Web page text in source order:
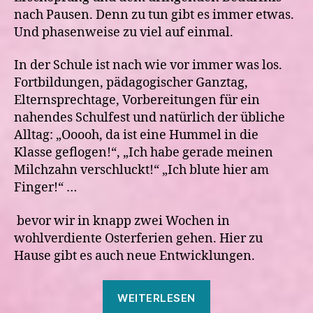
nach Pausen. Denn zu tun gibt es immer etwas.
Und phasenweise zu viel auf einmal.
In der Schule ist nach wie vor immer was los.
Fortbildungen, pädagogischer Ganztag,
Elternsprechtage, Vorbereitungen für ein
nahendes Schulfest und natürlich der übliche
Alltag: „Ooooh, da ist eine Hummel in die
Klasse geflogen!“, „Ich habe gerade meinen
Milchzahn verschluckt!“ „Ich blute hier am
Finger!“ …
bevor wir in knapp zwei Wochen in
wohlverdiente Osterferien gehen. Hier zu
Hause gibt es auch neue Entwicklungen.
WEITERLESEN